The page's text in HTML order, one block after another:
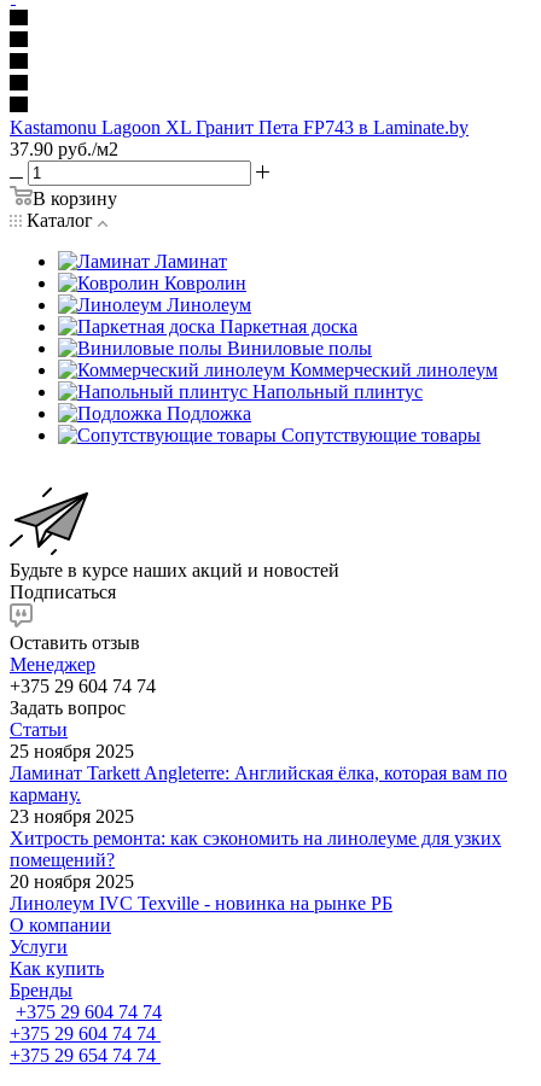
Kastamonu Lagoon XL Гранит Пета FP743 в Laminate.by
37.90 руб./м2
В корзину
Каталог
Ламинат
Ковролин
Линолеум
Паркетная доска
Виниловые полы
Коммерческий линолеум
Напольный плинтус
Подложка
Сопутствующие товары
Будьте в курсе наших акций и новостей
Подписаться
Оставить отзыв
Менеджер
+375 29 604 74 74
Задать вопрос
Статьи
25 ноября 2025
Ламинат Tarkett Angleterre: Английская ёлка, которая вам по
карману.
23 ноября 2025
Хитрость ремонта: как сэкономить на линолеуме для узких
помещений?
20 ноября 2025
Линолеум IVC Texville - новинка на рынке РБ
О компании
Услуги
Как купить
Бренды
+375 29 604 74 74
+375 29 604 74 74
+375 29 654 74 74